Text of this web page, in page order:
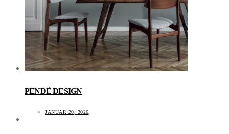
PENDÈ DESIGN
JANUAR 20, 2026